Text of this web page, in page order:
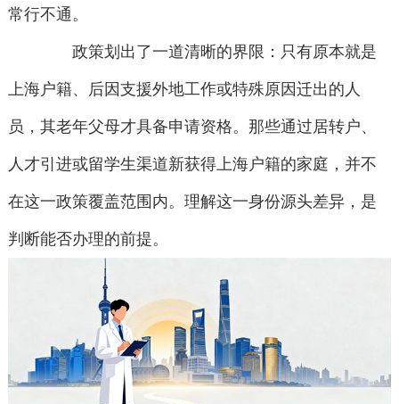
常行不通。
政策划出了一道清晰的界限：只有原本就是
上海户籍、后因支援外地工作或特殊原因迁出的人
员，其老年父母才具备申请资格。那些通过居转户、
人才引进或留学生渠道新获得上海户籍的家庭，并不
在这一政策覆盖范围内。理解这一身份源头差异，是
判断能否办理的前提。